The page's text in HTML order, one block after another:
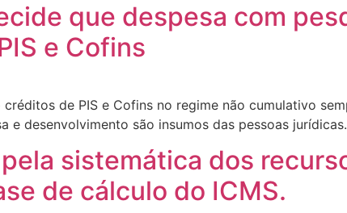
que despesa com
e Cofins
de PIS e Cofins no regime não cumulativo
e desenvolvimento são insumos das pessoas jurídicas.
sistemática dos
de cálculo do ICMS.